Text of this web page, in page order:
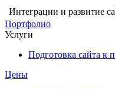
Интеграции и развитие
Портфолио
Услуги
Подготовка сайта к
Цены